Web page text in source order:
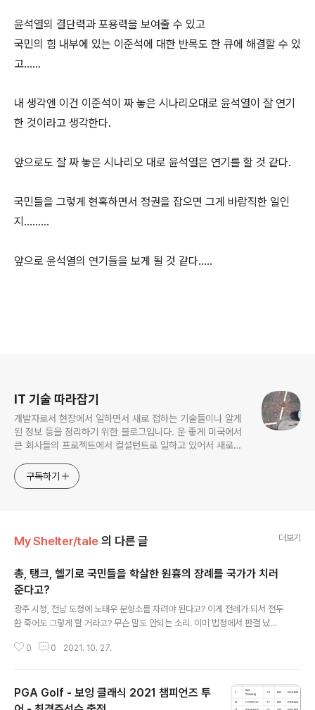
윤석열의 결단력과 포용력을 보여줄 수 있고
국민의 힘 내부에 있는 이준석에 대한 반목도 한 큐에 해결할 수 있
고……
내 생각엔 이건 이준석이 짜 놓은 시나리오대로 윤석열이 잘 연기
한 것이라고 생각한다.
앞으로도 잘 짜 놓은 시나리오 대로 윤석열은 연기를 할 것 같다.
국민들을 그렇게 현혹하면서 정권을 잡으면 그게 바람직한 일인
지………
앞으로 윤석열의 연기들을 보게 될 것 같다…..
IT 기술 따라잡기
개발자로서 현장에서 일하면서 새로 접하는 기술들이나 알게
된 정보 등을 정리하기 위한 블로그입니다. 운 좋게 미국에서
큰 회사들의 프로젝트에서 컬설턴트로 일하고 있어서 새로운
사용되는 툴들에 대해 많은 분들과 정보를 공유하고 싶습니다.
구독하기
My Shelter/tale 의 다른 글 더보기
총, 탱크, 헬기로 국민들을 학살한 원흉의 장례를 국가가 치러
준다고?
광주 시청, 전남 도청에 노태우 분향소를 차려야 된다고? 이게 전례가 되서 전두
환 죽어도 그렇게 할 거라고? 무슨 말도 안되는 소리. 이미 법정에서 판결 났다.
크, 헬기로 국민들을 학살한 원흉들인데 국가 차원에서 장례를 치러 준다는게
옥사해야 하는 놈들이 호화롭게 생활하는 것도 못볼꼴인데 죽어서도 나라에서
장례까지 치러 준다니... 말도 안된다. 반란수괴, 학살원흉, 헌정유린한 전두환,
0 0 2021. 10. 27.
PGA Golf - 보잉 클래식 2021 챔피언즈 투